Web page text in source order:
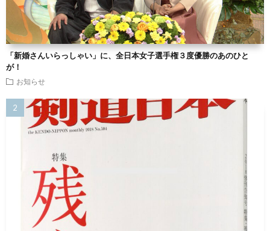
「新婚さんいらっしゃい」に、全日本女子選手権３度優勝のあのひと
が！
お知らせ